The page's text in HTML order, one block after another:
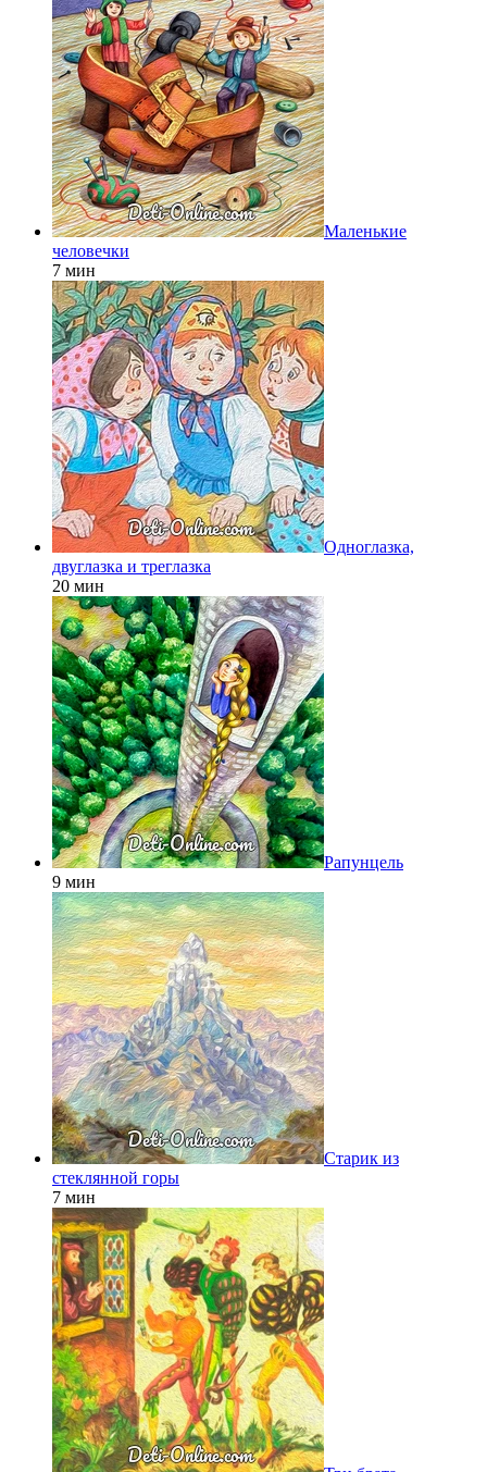
Маленькие
человечки
7 мин
Одноглазка,
двуглазка и треглазка
20 мин
Рапунцель
9 мин
Старик из
стеклянной горы
7 мин